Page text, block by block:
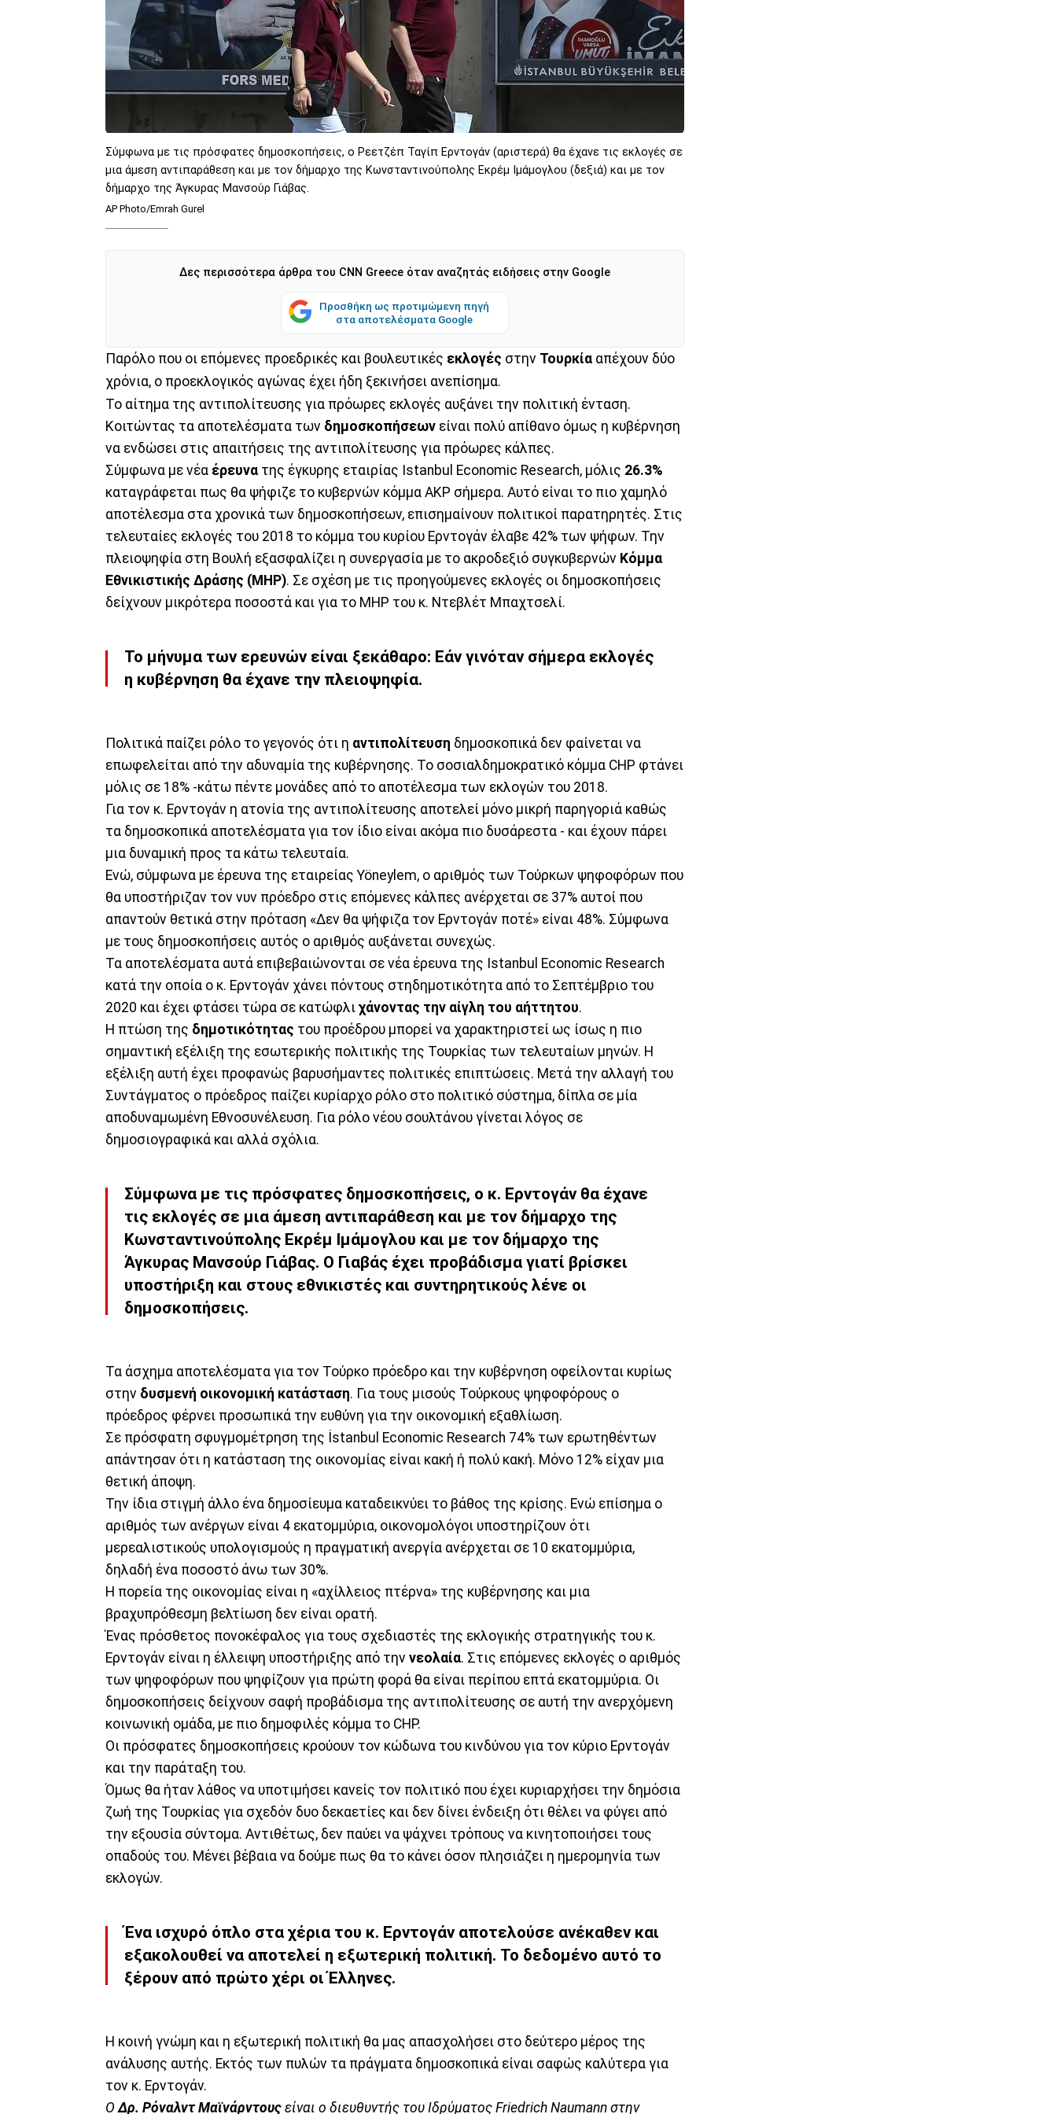
Σύμφωνα με τις πρόσφατες δημοσκοπήσεις, ο Ρεετζέπ Ταγίπ Ερντογάν (αριστερά) θα έχανε τις εκλογές σε
μια άμεση αντιπαράθεση και με τον δήμαρχο της Κωνσταντινούπολης Εκρέμ Ιμάμογλου (δεξιά) και με τον
δήμαρχο της Άγκυρας Μανσούρ Γιάβας.
AP Photo/Emrah Gurel
Δες περισσότερα άρθρα του CNN Greece όταν αναζητάς ειδήσεις στην Google
Προσθήκη ως προτιμώμενη πηγή
στα αποτελέσματα Google
Παρόλο που οι επόμενες προεδρικές και βουλευτικές εκλογές στην Τουρκία απέχουν δύο
χρόνια, ο προεκλογικός αγώνας έχει ήδη ξεκινήσει ανεπίσημα.
Το αίτημα της αντιπολίτευσης για πρόωρες εκλογές αυξάνει την πολιτική ένταση.
Κοιτώντας τα αποτελέσματα των δημοσκοπήσεων είναι πολύ απίθανο όμως η κυβέρνηση
να ενδώσει στις απαιτήσεις της αντιπολίτευσης για πρόωρες κάλπες.
Σύμφωνα με νέα έρευνα της έγκυρης εταιρίας Istanbul Economic Research, μόλις 26.3%
καταγράφεται πως θα ψήφιζε το κυβερνών κόμμα AKP σήμερα. Αυτό είναι το πιο χαμηλό
αποτέλεσμα στα χρονικά των δημοσκοπήσεων, επισημαίνουν πολιτικοί παρατηρητές. Στις
τελευταίες εκλογές του 2018 το κόμμα του κυρίου Ερντογάν έλαβε 42% των ψήφων. Την
πλειοψηφία στη Βουλή εξασφαλίζει η συνεργασία με το ακροδεξιό συγκυβερνών Κόμμα
Εθνικιστικής Δράσης (ΜHP). Σε σχέση με τις προηγούμενες εκλογές οι δημοσκοπήσεις
δείχνουν μικρότερα ποσοστά και για το ΜΗΡ του κ. Ντεβλέτ Μπαχτσελί.
Το μήνυμα των ερευνών είναι ξεκάθαρο: Εάν γινόταν σήμερα εκλογές
η κυβέρνηση θα έχανε την πλειοψηφία.
Πολιτικά παίζει ρόλο το γεγονός ότι η αντιπολίτευση δημοσκοπικά δεν φαίνεται να
επωφελείται από την αδυναμία της κυβέρνησης. Το σοσιαλδημοκρατικό κόμμα CHP φτάνει
μόλις σε 18% -κάτω πέντε μονάδες από το αποτέλεσμα των εκλογών του 2018.
Για τον κ. Ερντογάν η ατονία της αντιπολίτευσης αποτελεί μόνο μικρή παρηγοριά καθώς
τα δημοσκοπικά αποτελέσματα για τον ίδιο είναι ακόμα πιο δυσάρεστα - και έχουν πάρει
μια δυναμική προς τα κάτω τελευταία.
Ενώ, σύμφωνα με έρευνα της εταιρείας Yöneylem, ο αριθμός των Τούρκων ψηφοφόρων που
θα υποστήριζαν τον νυν πρόεδρο στις επόμενες κάλπες ανέρχεται σε 37% αυτοί που
απαντούν θετικά στην πρόταση «Δεν θα ψήφιζα τον Ερντογάν ποτέ» είναι 48%. Σύμφωνα
με τους δημοσκοπήσεις αυτός ο αριθμός αυξάνεται συνεχώς.
Τα αποτελέσματα αυτά επιβεβαιώνονται σε νέα έρευνα της Istanbul Economic Research
κατά την οποία ο κ. Ερντογάν χάνει πόντους στηδημοτικότητα από το Σεπτέμβριο του
2020 και έχει φτάσει τώρα σε κατώφλι χάνοντας την αίγλη του αήττητου.
Η πτώση της δημοτικότητας του προέδρου μπορεί να χαρακτηριστεί ως ίσως η πιο
σημαντική εξέλιξη της εσωτερικής πολιτικής της Τουρκίας των τελευταίων μηνών. Η
εξέλιξη αυτή έχει προφανώς βαρυσήμαντες πολιτικές επιπτώσεις. Μετά την αλλαγή του
Συντάγματος ο πρόεδρος παίζει κυρίαρχο ρόλο στο πολιτικό σύστημα, δίπλα σε μία
αποδυναμωμένη Εθνοσυνέλευση. Για ρόλο νέου σουλτάνου γίνεται λόγος σε
δημοσιογραφικά και αλλά σχόλια.
Σύμφωνα με τις πρόσφατες δημοσκοπήσεις, ο κ. Ερντογάν θα έχανε
τις εκλογές σε μια άμεση αντιπαράθεση και με τον δήμαρχο της
Κωνσταντινούπολης Εκρέμ Ιμάμογλου και με τον δήμαρχο της
Άγκυρας Μανσούρ Γιάβας. Ο Γιαβάς έχει προβάδισμα γιατί βρίσκει
υποστήριξη και στους εθνικιστές και συντηρητικούς λένε οι
δημοσκοπήσεις.
Τα άσχημα αποτελέσματα για τον Τούρκο πρόεδρο και την κυβέρνηση οφείλονται κυρίως
στην δυσμενή οικονομική κατάσταση. Για τους μισούς Τούρκους ψηφοφόρους ο
πρόεδρος φέρνει προσωπικά την ευθύνη για την οικονομική εξαθλίωση.
Σε πρόσφατη σφυγμομέτρηση της İstanbul Economic Research 74% των ερωτηθέντων
απάντησαν ότι η κατάσταση της οικονομίας είναι κακή ή πολύ κακή. Μόνο 12% είχαν μια
θετική άποψη.
Την ίδια στιγμή άλλο ένα δημοσίευμα καταδεικνύει το βάθος της κρίσης. Ενώ επίσημα ο
αριθμός των ανέργων είναι 4 εκατομμύρια, οικονομολόγοι υποστηρίζουν ότι
μερεαλιστικούς υπολογισμούς η πραγματική ανεργία ανέρχεται σε 10 εκατομμύρια,
δηλαδή ένα ποσοστό άνω των 30%.
Η πορεία της οικονομίας είναι η «αχίλλειος πτέρνα» της κυβέρνησης και μια
βραχυπρόθεσμη βελτίωση δεν είναι ορατή.
Ένας πρόσθετος πονοκέφαλος για τους σχεδιαστές της εκλογικής στρατηγικής του κ.
Ερντογάν είναι η έλλειψη υποστήριξης από την νεολαία. Στις επόμενες εκλογές ο αριθμός
των ψηφοφόρων που ψηφίζουν για πρώτη φορά θα είναι περίπου επτά εκατομμύρια. Οι
δημοσκοπήσεις δείχνουν σαφή προβάδισμα της αντιπολίτευσης σε αυτή την ανερχόμενη
κοινωνική ομάδα, με πιο δημοφιλές κόμμα το CHP.
Οι πρόσφατες δημοσκοπήσεις κρούουν τον κώδωνα του κινδύνου για τον κύριο Ερντογάν
και την παράταξη του.
Όμως θα ήταν λάθος να υποτιμήσει κανείς τον πολιτικό που έχει κυριαρχήσει την δημόσια
ζωή της Τουρκίας για σχεδόν δυο δεκαετίες και δεν δίνει ένδειξη ότι θέλει να φύγει από
την εξουσία σύντομα. Αντιθέτως, δεν παύει να ψάχνει τρόπους να κινητοποιήσει τους
οπαδούς του. Μένει βέβαια να δούμε πως θα το κάνει όσον πλησιάζει η ημερομηνία των
εκλογών.
Ένα ισχυρό όπλο στα χέρια του κ. Ερντογάν αποτελούσε ανέκαθεν και
εξακολουθεί να αποτελεί η εξωτερική πολιτική. Το δεδομένο αυτό το
ξέρουν από πρώτο χέρι οι Έλληνες.
Η κοινή γνώμη και η εξωτερική πολιτική θα μας απασχολήσει στο δεύτερο μέρος της
ανάλυσης αυτής. Εκτός των πυλών τα πράγματα δημοσκοπικά είναι σαφώς καλύτερα για
τον κ. Ερντογάν.
Ο Δρ. Ρόναλντ Μαϊνάρντους είναι ο διευθυντής του Ιδρύματος Friedrich Naumann στην